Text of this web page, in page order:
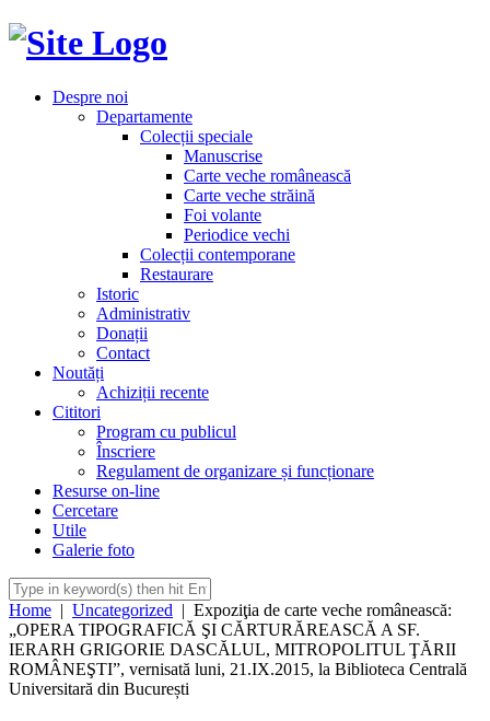
Despre noi
Departamente
Colecții speciale
Manuscrise
Carte veche românească
Carte veche străină
Foi volante
Periodice vechi
Colecții contemporane
Restaurare
Istoric
Administrativ
Donații
Contact
Noutăți
Achiziții recente
Cititori
Program cu publicul
Înscriere
Regulament de organizare și funcționare
Resurse on-line
Cercetare
Utile
Galerie foto
Home | Uncategorized | Expoziţia de carte veche românească:
„OPERA TIPOGRAFICĂ ŞI CĂRTURĂREASCĂ A SF.
IERARH GRIGORIE DASCĂLUL, MITROPOLITUL ŢĂRII
ROMÂNEŞTI”, vernisată luni, 21.IX.2015, la Biblioteca Centrală
Universitară din București